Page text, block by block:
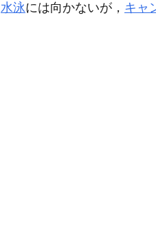
水泳には向かないが， キャ